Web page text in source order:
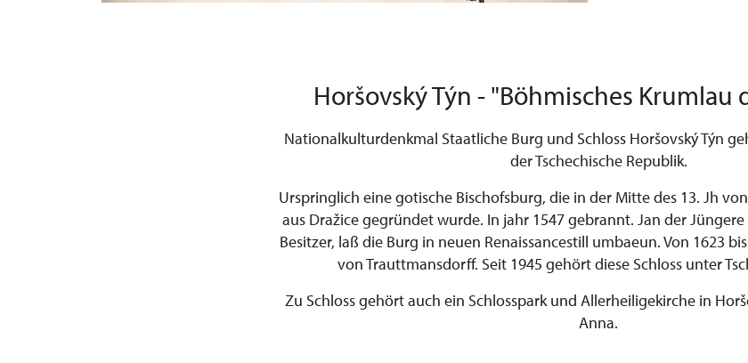
Horšovský Týn - "Böhmisches Krumlau
Nationalkulturdenkmal Staatliche Burg und Schloss Horšovský Týn
der Tschechische Republik.
Urspringlich eine gotische Bischofsburg, die in der Mitte des 13. Jh
aus Dražice gegründet wurde. In jahr 1547 gebrannt. Jan der
Besitzer, laß die Burg in neuen Renaissancestill umbaeun. Von 1623
von Trauttmansdorff. Seit 1945 gehört diese Schloss unter
Zu Schloss gehört auch ein Schlosspark und Allerheiligekirche in
Anna.